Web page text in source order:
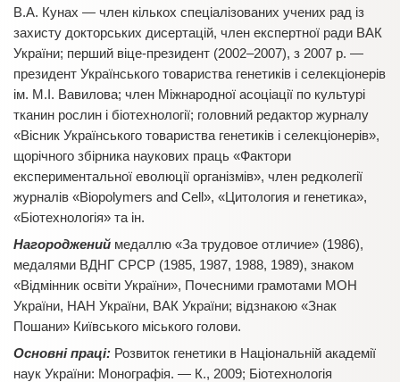
В.А. Кунах — член кількох спеціалізованих учених рад із
захисту докторських дисертацій, член експертної ради ВАК
України; перший віце-президент (2002–2007), з 2007 р. —
президент Українського товариства генетиків і селекціонерів
ім. М.І. Вавилова; член Міжнародної асоціації по культурі
тканин рослин і біотехнології; головний редактор журналу
«Вісник Українського товариства генетиків і селекціонерів»,
щорічного збірника наукових праць «Фактори
експериментальної еволюції організмів», член редколегії
журналів «Biopolymers and Cell», «Цитология и генетика»,
«Біотехнологія» та ін.
Нагороджений медаллю «За трудовое отличие» (1986),
медалями ВДНГ СРСР (1985, 1987, 1988, 1989), знаком
«Відмінник освіти України», Почесними грамотами МОН
України, НАН України, ВАК України; відзнакою «Знак
Пошани» Київського міського голови.
Основні праці: Розвиток генетики в Національній академії
наук України: Монографія. — К., 2009; Біотехнологія